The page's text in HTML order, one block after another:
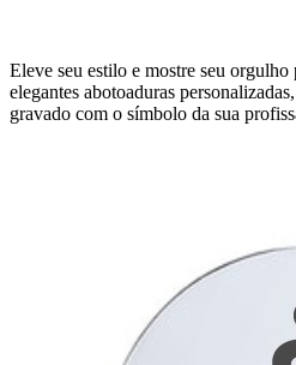
Eleve seu estilo e mostre seu
elegantes abotoaduras
gravado com o símbolo da sua